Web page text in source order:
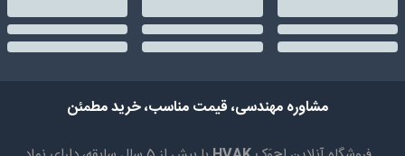
مشاوره مهندسی، قیمت مناسب، خرید مطمئن